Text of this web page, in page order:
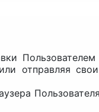
Пользователем
отправляя